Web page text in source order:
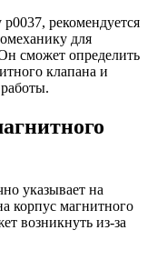
рекомендуется
для
сможет определить
клапана и
указывает на
корпус магнитного
возникнуть из-за